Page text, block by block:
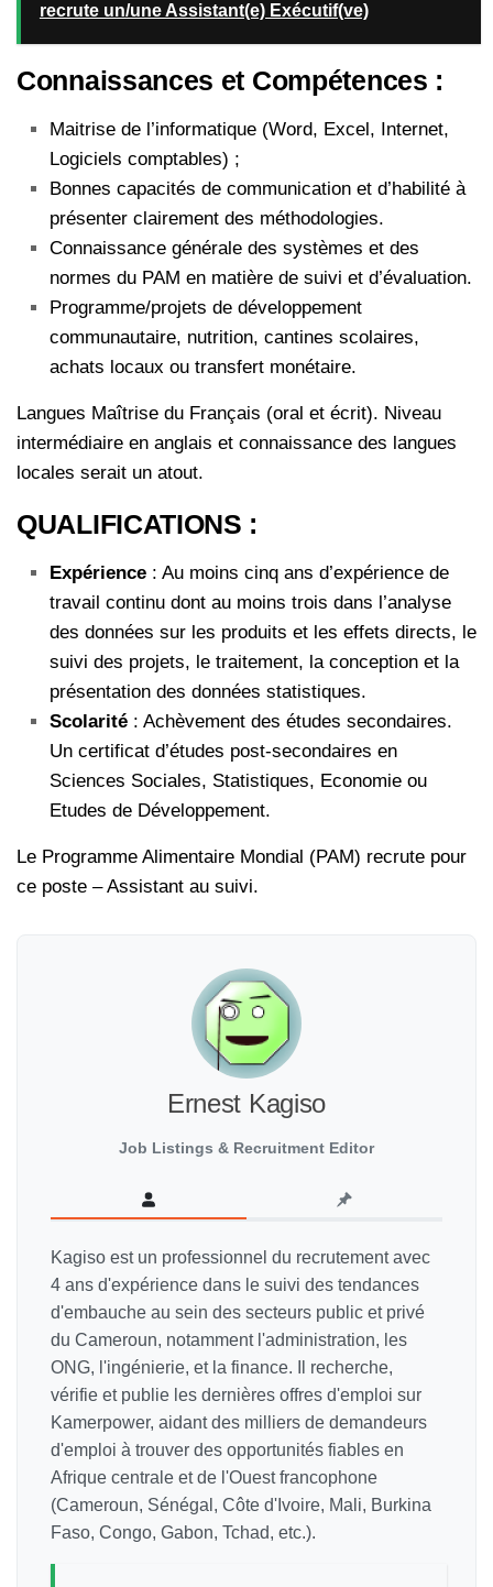
recrute un/une Assistant(e) Exécutif(ve)
Connaissances et Compétences :
Maitrise de l’informatique (Word, Excel, Internet,
Logiciels comptables) ;
Bonnes capacités de communication et d’habilité à
présenter clairement des méthodologies.
Connaissance générale des systèmes et des
normes du PAM en matière de suivi et d’évaluation.
Programme/projets de développement
communautaire, nutrition, cantines scolaires,
achats locaux ou transfert monétaire.
Langues Maîtrise du Français (oral et écrit). Niveau
intermédiaire en anglais et connaissance des langues
locales serait un atout.
QUALIFICATIONS :
Expérience : Au moins cinq ans d’expérience de
travail continu dont au moins trois dans l’analyse
des données sur les produits et les effets directs, le
suivi des projets, le traitement, la conception et la
présentation des données statistiques.
Scolarité : Achèvement des études secondaires.
Un certificat d’études post-secondaires en
Sciences Sociales, Statistiques, Economie ou
Etudes de Développement.
Le Programme Alimentaire Mondial (PAM) recrute pour
ce poste – Assistant au suivi.
Ernest Kagiso
Job Listings & Recruitment Editor
Kagiso est un professionnel du recrutement avec
4 ans d'expérience dans le suivi des tendances
d'embauche au sein des secteurs public et privé
du Cameroun, notamment l'administration, les
ONG, l'ingénierie, et la finance. Il recherche,
vérifie et publie les dernières offres d'emploi sur
Kamerpower, aidant des milliers de demandeurs
d'emploi à trouver des opportunités fiables en
Afrique centrale et de l'Ouest francophone
(Cameroun, Sénégal, Côte d'Ivoire, Mali, Burkina
Faso, Congo, Gabon, Tchad, etc.).